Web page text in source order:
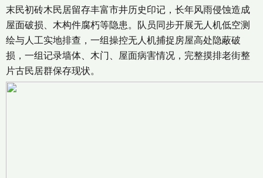
末民初砖木民居留存丰富市井历史印记，长年风雨侵蚀造成
屋面破损、木构件腐朽等隐患。队员同步开展无人机低空测
绘与人工实地排查，一组操控无人机捕捉房屋高处隐蔽破
损，一组记录墙体、木门、屋面病害情况，完整摸排老街整
片古民居群保存现状。